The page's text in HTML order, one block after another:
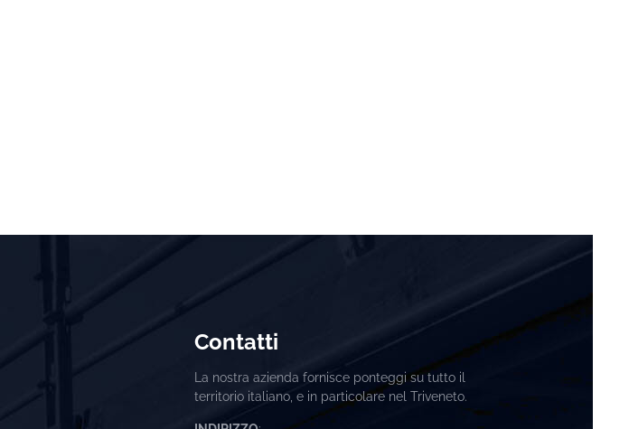
Contatti
La nostra azienda fornisce ponteggi su tutto il
territorio italiano, e in particolare nel Triveneto.